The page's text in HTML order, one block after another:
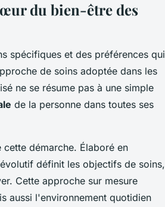
du bien-être des
spécifiques et des préférences qui
de soins adoptée dans les
ne se résume pas à une simple
de la personne dans toutes ses
démarche. Élaboré en
définit les objectifs de soins,
Cette approche sur mesure
aussi l'environnement quotidien